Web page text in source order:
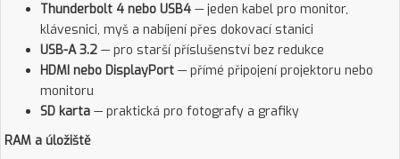
Thunderbolt 4 nebo USB4 — jeden kabel pro monitor,
klávesnici, myš a nabíjení přes dokovací stanici
USB-A 3.2 — pro starší příslušenství bez redukce
HDMI nebo DisplayPort — přímé připojení projektoru nebo
monitoru
SD karta — praktická pro fotografy a grafiky
RAM a úložiště